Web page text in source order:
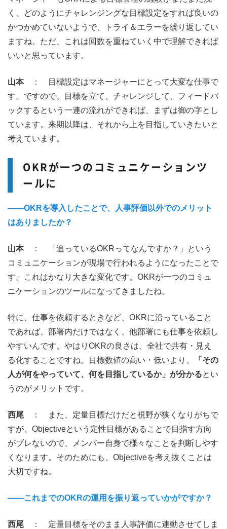
く、どのようにチャレンジングな目標設定をすれば良いの
かつかめていないようで、トライ＆エラーを繰り返してい
ますね。ただ、これは回数を重ねていく中で理解できれば
いいと思っています。
山本
： 目標設定はマネージャーにとって大変な仕事で
す。ですので、目標を立て、チャレンジして、フィードバ
ックするという一連の流れができれば、まずは御の字とし
ています。来期以降は、それから上を目指していきたいと
考えています。
OKRが一つのコミュニケーションツ
ールに
――OKRを導入したことで、人事評価以外でのメリット
はありましたか？
山本
： 「追っているOKRってなんですか？」という
コミュニケーションが現場で行われるようになったことで
す。これはかなり大きな変化です。OKRが一つのコミュ
ニケーションのツールになってきましたね。
特に、仕事を依頼するときなど、OKRに沿っていること
であれば、部署内だけではなく、他部署にも仕事を依頼し
やすいんです。やはりOKRの良さは、全社で共有・見え
る化することですね。目標数値の高い・低いより、
「その
人が何をやっていて、何を目指しているか」が分かるとい
うのがメリットです。
西尾
： また、定量目標だけだと視野が狭くなりがちで
すが、Objectiveという定性目標があることで目指す方向
がブレないので、メンバー自身で様々なことを判断しやす
くなります。そのためにも、Objectiveを考え抜くことは
大切ですね。
――これまでのOKRの運用を振り返っていかがですか？
西尾
： 定量目標をそのまま人事評価に連動させてしま